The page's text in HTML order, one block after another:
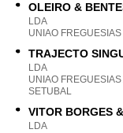
OLEIRO &
LDA
UNIAO
TRAJECTO
LDA
UNIAO
SETUBAL
VITOR BORGES
LDA